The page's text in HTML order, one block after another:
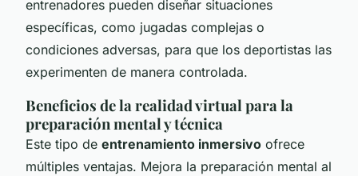
entrenadores pueden diseñar situaciones
específicas, como jugadas complejas o
condiciones adversas, para que los deportistas las
experimenten de manera controlada.
Beneficios de la realidad virtual para la
preparación mental y técnica
Este tipo de entrenamiento inmersivo ofrece
múltiples ventajas. Mejora la preparación mental al